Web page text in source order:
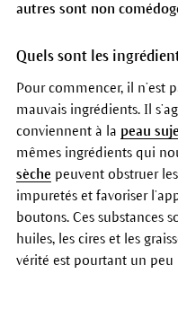
autres sont non
Quels sont les
Pour commencer, il n’est
mauvais ingrédients. Il
conviennent à la peau
mêmes ingrédients qui
sèche peuvent obstruer
impuretés et favoriser
boutons. Ces substances
huiles, les cires et les
vérité est pourtant un